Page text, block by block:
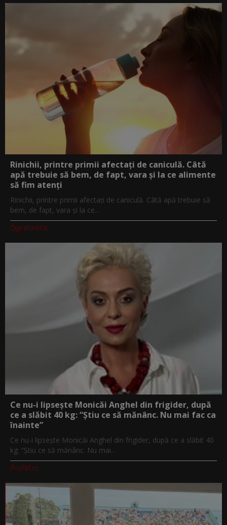
Rinichii, printre primii afectați de caniculă. Câtă
apă trebuie să bem, de fapt, vara și la ce alimente
să fim atenți
Rinichii, printre primii afectați de caniculă. Câtă apă trebuie să
bem, de fapt, vara și la ce...
Digi-World.tv
Ce nu-i lipsește Monicăi Anghel din frigider, după
ce a slăbit 40 kg: “Știu ce să mănânc. Nu mai fac ca
înainte”
Ce nu-i lipsește Monicăi Anghel din frigider, după ce a slăbit 40
kg: “Știu ce să mănânc. Nu mai...
ProFM.ro